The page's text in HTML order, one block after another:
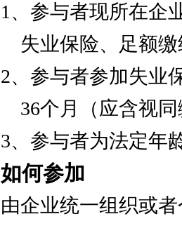
1、参与者现所在企
失业保险、足额缴
2、参与者参加失业
36个月（应含视
3、参与者为法定年
如何参加
由企业统一组织或